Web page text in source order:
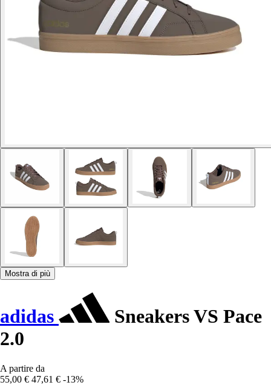
Mostra di più
adidas
Sneakers VS Pace
2.0
A partire da
55,00 € 47,61 € -13%